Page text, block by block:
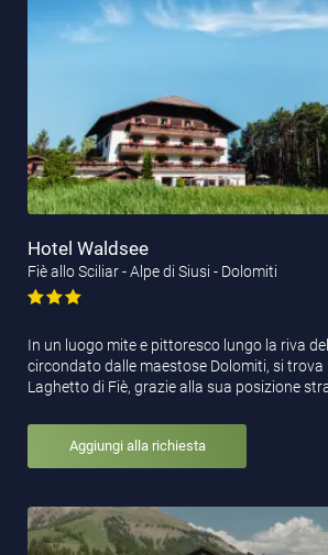
Hotel Waldsee
Fiè allo Sciliar - Alpe di Siusi - Dolomiti
In un luogo mite e pittoresco lungo la riva del
circondato dalle maestose Dolomiti, si trova
Laghetto di Fiè, grazie alla sua posizione
Aggiungi alla richiesta